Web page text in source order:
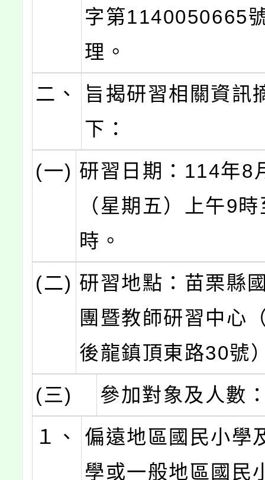
字第1140050665
理。
二、
旨揭研習相關資訊
下：
(一) 研習日期：114年8
（星期五）上午9
時。
(二) 研習地點：苗栗縣
團暨教師研習中心
後龍鎮頂東路30號
(三)
參加對象及人數
１、
偏遠地區國民小學
學或一般地區國民